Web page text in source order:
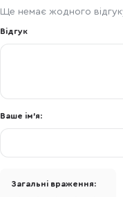
Ще немає жодного
Відгук
Ваше ім'я:
Загальні враження: